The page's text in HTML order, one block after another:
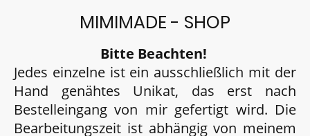
MIMIMADE - SHOP
Bitte Beachten!
Jedes einzelne ist ein ausschließlich mit der
Hand genähtes Unikat, das erst nach
Bestelleingang von mir gefertigt wird. Die
Bearbeitungszeit ist abhängig von meinem